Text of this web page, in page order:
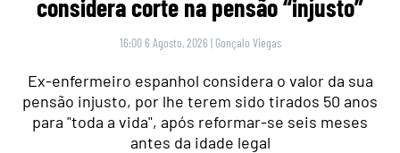
considera corte na pensão “injusto”
16:00 6 Agosto, 2026 | Gonçalo Viegas
Ex-enfermeiro espanhol considera o valor da sua
pensão injusto, por lhe terem sido tirados 50 anos
para "toda a vida", após reformar-se seis meses
antes da idade legal